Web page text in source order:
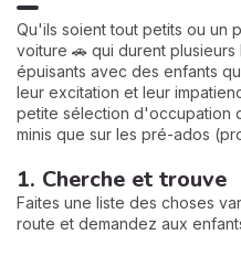
Qu'ils soient tout petits ou un
voiture 🚗 qui durent
épuisants avec des enfants
leur excitation et leur
petite sélection d'occupation
minis que sur les pré-ados
1. Cherche et trouve
Faites une liste des choses
route et demandez aux